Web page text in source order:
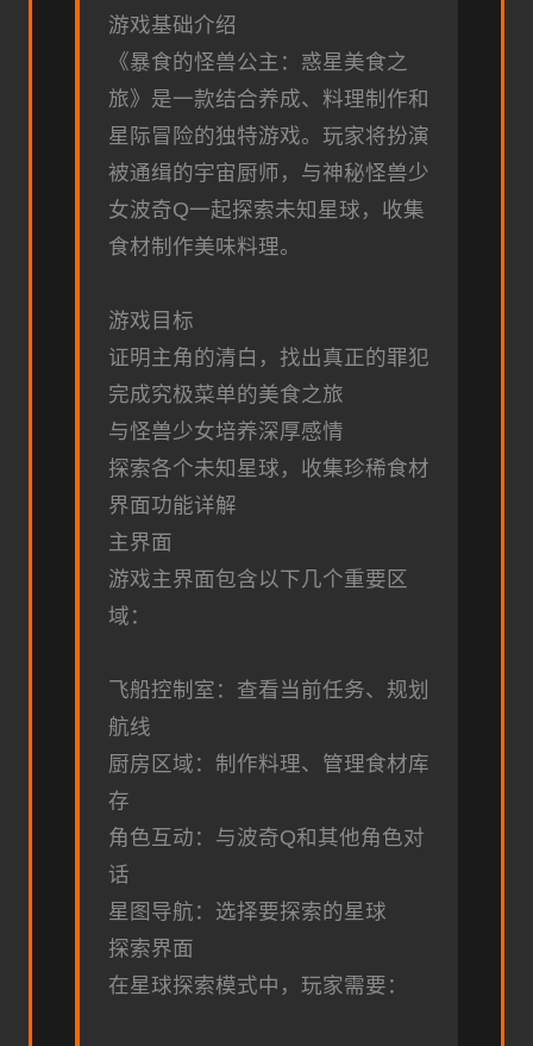
游戏基础介绍
《暴食的怪兽公主：惑星美食之
旅》是一款结合养成、料理制作和
星际冒险的独特游戏。玩家将扮演
被通缉的宇宙厨师，与神秘怪兽少
女波奇Q一起探索未知星球，收集
食材制作美味料理。
游戏目标
证明主角的清白，找出真正的罪犯
完成究极菜单的美食之旅
与怪兽少女培养深厚感情
探索各个未知星球，收集珍稀食材
界面功能详解
主界面
游戏主界面包含以下几个重要区
域：
飞船控制室：查看当前任务、规划
航线
厨房区域：制作料理、管理食材库
存
角色互动：与波奇Q和其他角色对
话
星图导航：选择要探索的星球
探索界面
在星球探索模式中，玩家需要：